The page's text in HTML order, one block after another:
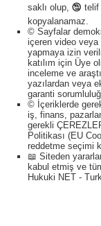
saklı olup, 🕲 telif
kopyalanamaz.
© Sayfalar
içeren video veya
yapmaya izin
katılım için Üye
inceleme ve
yazılardan veya
garanti
© İçeriklerde
iş, finans,
gerekli
Politikası (EU
reddetme seçimi
📖 Siteden
kabul etmiş ve
Hukuki NET -